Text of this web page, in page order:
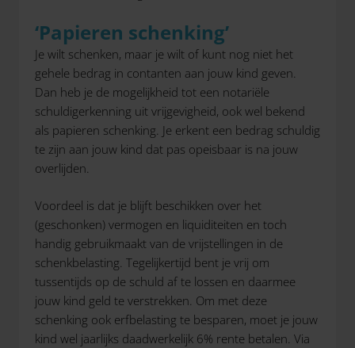
‘Papieren schenking’
Je wilt schenken, maar je wilt of kunt nog niet het
gehele bedrag in contanten aan jouw kind geven.
Dan heb je de mogelijkheid tot een notariële
schuldigerkenning uit vrijgevigheid, ook wel bekend
als papieren schenking. Je erkent een bedrag schuldig
te zijn aan jouw kind dat pas opeisbaar is na jouw
overlijden.
Voordeel is dat je blijft beschikken over het
(geschonken) vermogen en liquiditeiten en toch
handig gebruikmaakt van de vrijstellingen in de
schenkbelasting. Tegelijkertijd bent je vrij om
tussentijds op de schuld af te lossen en daarmee
jouw kind geld te verstrekken. Om met deze
schenking ook erfbelasting te besparen, moet je jouw
kind wel jaarlijks daadwerkelijk 6% rente betalen. Via